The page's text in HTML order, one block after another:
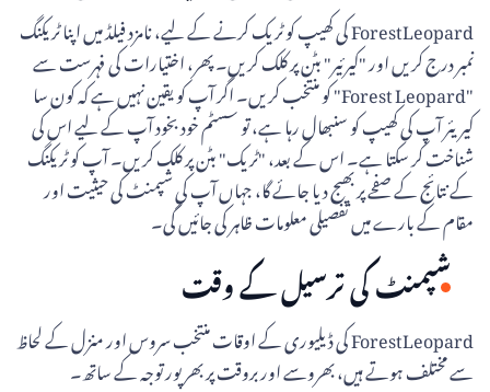
ForestLeopard کی کھیپ کو ٹریک کرنے کے لیے، نامزد فیلڈ میں اپنا ٹریکنگ
نمبر درج کریں اور "کیرئیر" بٹن پر کلک کریں۔ پھر، اختیارات کی فہرست سے
"Forest Leopard" کو منتخب کریں۔ اگر آپ کو یقین نہیں ہے کہ کون سا
کیریئر آپ کی کھیپ کو سنبھال رہا ہے، تو سسٹم خود بخود آپ کے لیے اس کی
شناخت کر سکتا ہے۔ اس کے بعد، "ٹریک" بٹن پر کلک کریں۔ آپ کو ٹریکنگ
کے نتائج کے صفحے پر بھیج دیا جائے گا، جہاں آپ کی شپمنٹ کی حیثیت اور
مقام کے بارے میں تفصیلی معلومات ظاہر کی جائیں گی۔
شپمنٹ کی ترسیل کے وقت
ForestLeopard کی ڈیلیوری کے اوقات منتخب سروس اور منزل کے لحاظ
سے مختلف ہوتے ہیں، بھروسے اور بروقت پر بھرپور توجہ کے ساتھ۔